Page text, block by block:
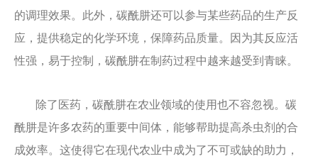
的调理效果。此外，碳酰肼还可以参与某些药品的生产反
应，提供稳定的化学环境，保障药品质量。因为其反应活
性强，易于控制，碳酰肼在制药过程中越来越受到青睐。
除了医药，碳酰肼在农业领域的使用也不容忽视。碳
酰肼是许多农药的重要中间体，能够帮助提高杀虫剂的合
成效率。这使得它在现代农业中成为了不可或缺的助力，